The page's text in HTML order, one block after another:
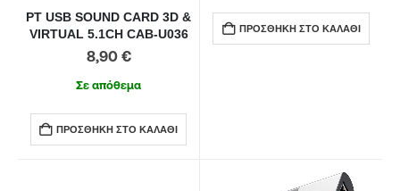
PT USB SOUND CARD 3D &
VIRTUAL 5.1CH CAB-U036
8,90 €
Σε απόθεμα
ΠΡΟΣΘΉΚΗ ΣΤΟ ΚΑΛΆΘΙ
ΠΡΟΣΘΉΚΗ ΣΤΟ ΚΑΛΆΘΙ